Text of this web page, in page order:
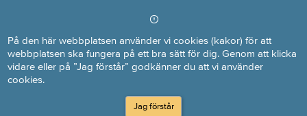
På den här webbplatsen använder vi cookies (kakor) för att
webbplatsen ska fungera på ett bra sätt för dig. Genom att klicka
vidare eller på ”Jag förstår” godkänner du att vi använder
cookies.
Jag förstår